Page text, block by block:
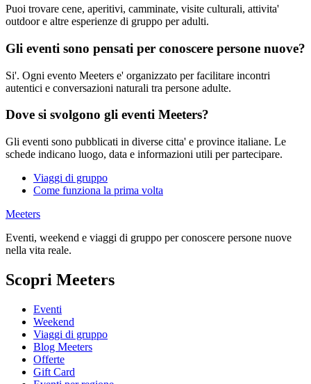
Puoi trovare cene, aperitivi, camminate, visite culturali, attivita'
outdoor e altre esperienze di gruppo per adulti.
Gli eventi sono pensati per conoscere persone nuove?
Si'. Ogni evento Meeters e' organizzato per facilitare incontri
autentici e conversazioni naturali tra persone adulte.
Dove si svolgono gli eventi Meeters?
Gli eventi sono pubblicati in diverse citta' e province italiane. Le
schede indicano luogo, data e informazioni utili per partecipare.
Viaggi di gruppo
Come funziona la prima volta
Meeters
Eventi, weekend e viaggi di gruppo per conoscere persone nuove
nella vita reale.
Scopri Meeters
Eventi
Weekend
Viaggi di gruppo
Blog Meeters
Offerte
Gift Card